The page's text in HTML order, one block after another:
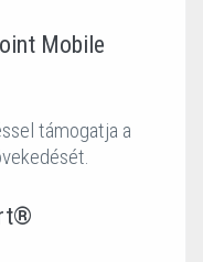
Mobile
támogatja a